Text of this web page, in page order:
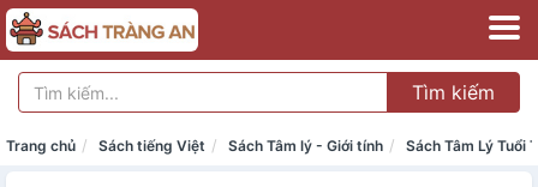
Tìm kiếm
Trang chủ Sách tiếng Việt Sách Tâm lý - Giới tính Sách Tâm Lý Tuổi